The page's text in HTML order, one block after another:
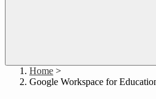
Home >
Google Workspace for